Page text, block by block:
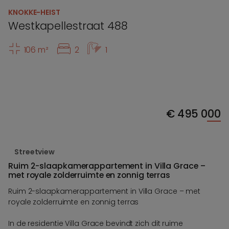
KNOKKE-HEIST
Westkapellestraat 488
106 m² 2 1
€495 000
Streetview
Ruim 2-slaapkamerappartement in Villa Grace –
met royale zolderruimte en zonnig terras
Ruim 2-slaapkamerappartement in Villa Grace – met
royale zolderruimte en zonnig terras
In de residentie Villa Grace bevindt zich dit ruime